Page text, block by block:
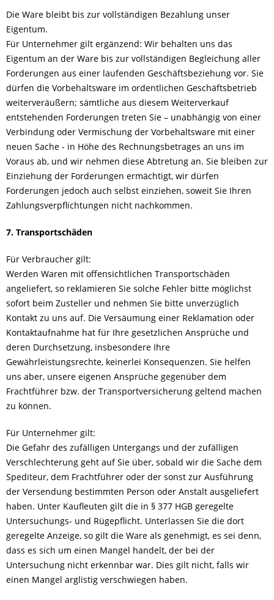
Die Ware bleibt bis zur vollständigen Bezahlung unser
Eigentum.
Für Unternehmer gilt ergänzend: Wir behalten uns das
Eigentum an der Ware bis zur vollständigen Begleichung aller
Forderungen aus einer laufenden Geschäftsbeziehung vor. Sie
dürfen die Vorbehaltsware im ordentlichen Geschäftsbetrieb
weiterveräußern; sämtliche aus diesem Weiterverkauf
entstehenden Forderungen treten Sie – unabhängig von einer
Verbindung oder Vermischung der Vorbehaltsware mit einer
neuen Sache - in Höhe des Rechnungsbetrages an uns im
Voraus ab, und wir nehmen diese Abtretung an. Sie bleiben zur
Einziehung der Forderungen ermächtigt, wir dürfen
Forderungen jedoch auch selbst einziehen, soweit Sie Ihren
Zahlungsverpflichtungen nicht nachkommen.
7. Transportschäden
Für Verbraucher gilt:
Werden Waren mit offensichtlichen Transportschäden
angeliefert, so reklamieren Sie solche Fehler bitte möglichst
sofort beim Zusteller und nehmen Sie bitte unverzüglich
Kontakt zu uns auf. Die Versäumung einer Reklamation oder
Kontaktaufnahme hat für Ihre gesetzlichen Ansprüche und
deren Durchsetzung, insbesondere Ihre
Gewährleistungsrechte, keinerlei Konsequenzen. Sie helfen
uns aber, unsere eigenen Ansprüche gegenüber dem
Frachtführer bzw. der Transportversicherung geltend machen
zu können.
Für Unternehmer gilt:
Die Gefahr des zufälligen Untergangs und der zufälligen
Verschlechterung geht auf Sie über, sobald wir die Sache dem
Spediteur, dem Frachtführer oder der sonst zur Ausführung
der Versendung bestimmten Person oder Anstalt ausgeliefert
haben. Unter Kaufleuten gilt die in § 377 HGB geregelte
Untersuchungs- und Rügepflicht. Unterlassen Sie die dort
geregelte Anzeige, so gilt die Ware als genehmigt, es sei denn,
dass es sich um einen Mangel handelt, der bei der
Untersuchung nicht erkennbar war. Dies gilt nicht, falls wir
einen Mangel arglistig verschwiegen haben.